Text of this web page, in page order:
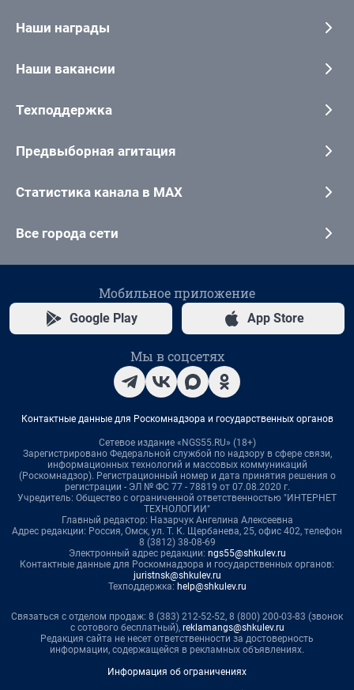
Наши награды
Наши вакансии
Техподдержка
Предвыборная агитация
Статистика канала в MAX
Все города сети
Мобильное приложение
Google Play App Store
Мы в соцсетях
Контактные данные для Роскомнадзора и государственных органов
Сетевое издание «NGS55.RU» (18+)
Зарегистрировано Федеральной службой по надзору в сфере связи,
информационных технологий и массовых коммуникаций
(Роскомнадзор). Регистрационный номер и дата принятия решения о
регистрации - ЭЛ № ФС 77 - 78819 от 07.08.2020 г.
Учредитель: Общество с ограниченной ответственностью "ИНТЕРНЕТ
ТЕХНОЛОГИИ"
Главный редактор: Назарчук Ангелина Алексеевна
Адрес редакции: Россия, Омск, ул. Т. К. Щербанева, 25, офис 402, телефон
8 (3812) 38-08-69
Электронный адрес редакции: ngs55@shkulev.ru
Контактные данные для Роскомнадзора и государственных органов:
juristnsk@shkulev.ru
Техподдержка: help@shkulev.ru
Связаться с отделом продаж: 8 (383) 212-52-52, 8 (800) 200-03-83 (звонок
с сотового бесплатный), reklamangs@shkulev.ru
Редакция сайта не несет ответственности за достоверность
информации, содержащейся в рекламных объявлениях.
Информация об ограничениях